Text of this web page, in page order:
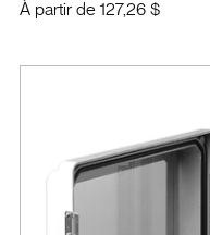
À partir de 127,26 $